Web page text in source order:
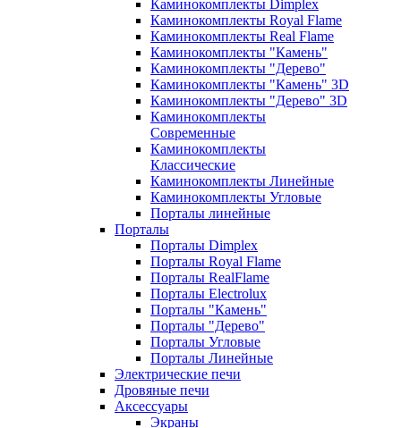
Каминокомплекты Dimplex
Каминокомплекты Royal Flame
Каминокомплекты Real Flame
Каминокомплекты "Камень"
Каминокомплекты "Дерево"
Каминокомплекты "Камень" 3D
Каминокомплекты "Дерево" 3D
Каминокомплекты
Современные
Каминокомплекты
Классические
Каминокомплекты Линейные
Каминокомплекты Угловые
Порталы линейные
Порталы
Порталы Dimplex
Порталы Royal Flame
Порталы RealFlame
Порталы Electrolux
Порталы "Камень"
Порталы "Дерево"
Порталы Угловые
Порталы Линейные
Электрические печи
Дровяные печи
Аксессуары
Экраны